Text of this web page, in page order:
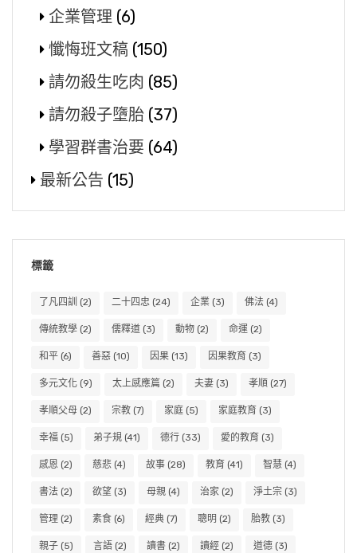
企業管理 (6)
懺悔班文稿 (150)
請勿殺生吃肉 (85)
請勿殺子墮胎 (37)
學習群書治要 (64)
最新公告 (15)
標籤
了凡四訓 (2) 二十四忠 (24) 企業 (3) 佛法 (4)
傳統教學 (2) 儒釋道 (3) 動物 (2) 命運 (2)
和平 (6) 善惡 (10) 因果 (13) 因果教育 (3)
多元文化 (9) 太上感應篇 (2) 夫妻 (3) 孝順 (27)
孝順父母 (2) 宗教 (7) 家庭 (5) 家庭教育 (3)
幸福 (5) 弟子規 (41) 德行 (33) 愛的教育 (3)
感恩 (2) 慈悲 (4) 故事 (28) 教育 (41) 智慧 (4)
書法 (2) 欲望 (3) 母親 (4) 治家 (2) 淨土宗 (3)
管理 (2) 素食 (6) 經典 (7) 聰明 (2) 胎教 (3)
親子 (5) 言語 (2) 讀書 (2) 讀經 (2) 道德 (3)